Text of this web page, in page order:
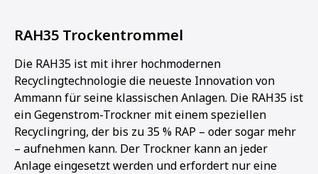
RAH35 Trockentrommel
Die RAH35 ist mit ihrer hochmodernen
Recyclingtechnologie die neueste Innovation von
Ammann für seine klassischen Anlagen. Die RAH35 ist
ein Gegenstrom-Trockner mit einem speziellen
Recyclingring, der bis zu 35 % RAP – oder sogar mehr
– aufnehmen kann. Der Trockner kann an jeder
Anlage eingesetzt werden und erfordert nur eine